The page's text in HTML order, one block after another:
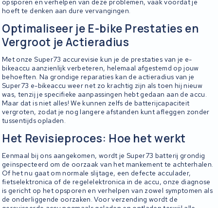
hoeft te denken aan dure vervangingen.
Optimaliseer je E-bike Prestaties en
Vergroot je Actieradius
Met onze Super73 accurevisie kun je de prestaties van je e-
bikeaccu aanzienlijk verbeteren, helemaal afgestemd op jouw
behoeften. Na grondige reparaties kan de actieradius van je
Super73 e-bikeaccu weer net zo krachtig zijn als toen hij nieuw
was, tenzij je specifieke aanpassingen hebt gedaan aan de accu.
Maar dat is niet alles! We kunnen zelfs de batterijcapaciteit
vergroten, zodat je nog langere afstanden kunt afleggen zonder
tussentijds opladen.
Het Revisieproces: Hoe het werkt
Eenmaal bij ons aangekomen, wordt je Super73 batterij grondig
geïnspecteerd om de oorzaak van het mankement te achterhalen.
Of het nu gaat om normale slijtage, een defecte acculader,
fietselektronica of de regelelektronica in de accu, onze diagnose
is gericht op het opsporen en verhelpen van zowel symptomen als
de onderliggende oorzaken. Voor verzending wordt de